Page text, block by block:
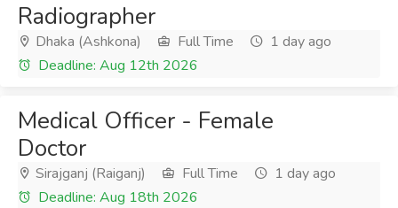
Radiographer
Dhaka (Ashkona) Full Time
1 day ago
Deadline: Aug 12th 2026
Medical Officer - Female
Doctor
Sirajganj (Raiganj) Full Time
1 day ago
Deadline: Aug 18th 2026